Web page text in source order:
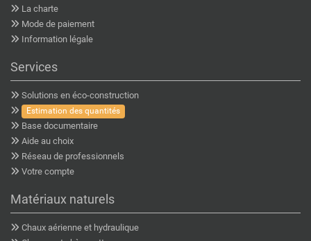
La charte
Mode de paiement
Information légale
Services
Solutions en éco-construction
Estimation des quantités
Base documentaire
Aide au choix
Réseau de professionnels
Votre compte
Matériaux naturels
Chaux aérienne et hydraulique